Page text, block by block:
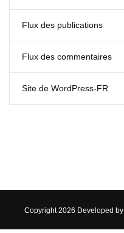
Flux des publications
Flux des commentaires
Site de WordPress-FR
Copyright 2026 Developed by